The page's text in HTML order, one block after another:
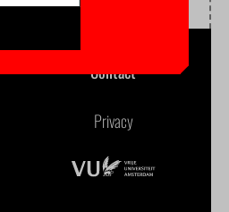
Contact
Privacy